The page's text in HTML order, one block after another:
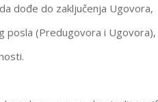
dođe do zaključenja Ugovora,
posla (Predugovora i Ugovora),